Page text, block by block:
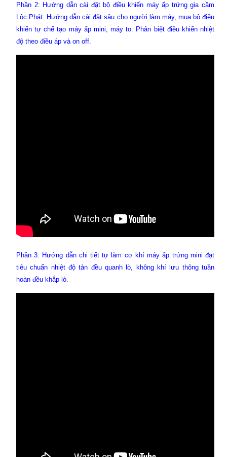
Phần 2: Hướng dẫn cài đặt bộ điều khiển máy ấp trứng gia cầm
Lộc Phát: Hướng dẫn cài đặt sâu cho người làm máy, mua bộ điều
khiển tự chế tạo máy ấp mini, máy to. Phân biệt điều khiển nhiệt
độ theo điều áp và on off.
Phần 3: Hướng dẫn chi tiết tự làm cơ khí máy ấp trứng mini đạt
tiêu chuẩn nhiệt độ tản đều quanh lò, không khí lưu thông tuần
hoàn đều khắp lò.